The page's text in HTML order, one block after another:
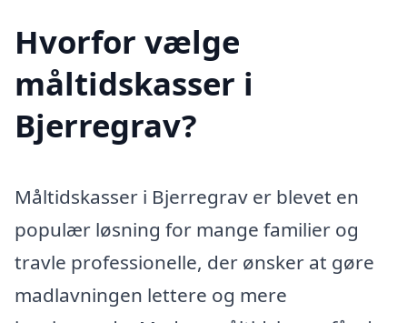
Hvorfor vælge
måltidskasser i
Bjerregrav?
Måltidskasser i Bjerregrav er blevet en
populær løsning for mange familier og
travle professionelle, der ønsker at gøre
madlavningen lettere og mere